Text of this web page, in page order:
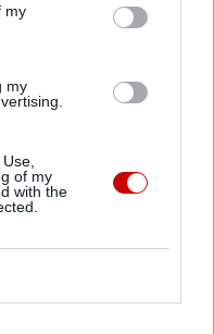
my
my
of my
with the
Górę
ma siłę polityczną
zwycięstwo miłości nad